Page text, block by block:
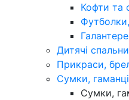
Кофти та
Дитячі
Прикраси,
Сумки,
Сумки,